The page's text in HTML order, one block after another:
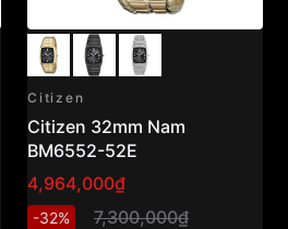
Citizen
Citizen 32mm Nam
BM6552-52E
4,964,000₫
-32% 7,300,000₫